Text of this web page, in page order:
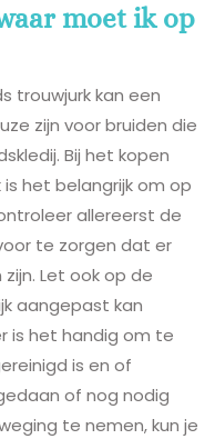
moet ik op
trouwjurk kan een
zijn voor bruiden die
Bij het kopen
het belangrijk om op
allereerst de
te zorgen dat er
Let ook op de
aangepast kan
is het handig om te
is en of
of nog nodig
te nemen, kun je